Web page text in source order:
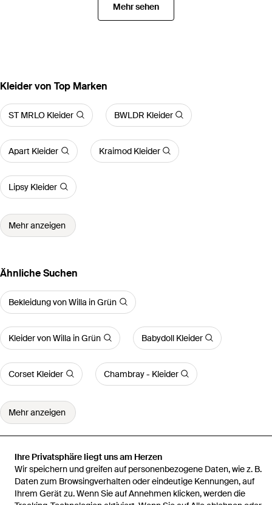
Ihre Privatsphäre liegt uns am Herzen
Wir speichern und greifen auf personenbezogene Daten, wie z. B.
Daten zum Browsingverhalten oder eindeutige Kennungen, auf
Ihrem Gerät zu. Wenn Sie auf Annehmen klicken, werden die
Mehr sehen
Kleider von Top Marken
ST MRLO Kleider BWLDR Kleider
Apart Kleider Kraimod Kleider
Lipsy Kleider
Mehr anzeigen
Ähnliche Suchen
Bekleidung von Willa in Grün
Kleider von Willa in Grün Babydoll Kleider
Corset Kleider Chambray - Kleider
Mehr anzeigen
Startseite Damen Kleider Willa Kleider Kleid Petal